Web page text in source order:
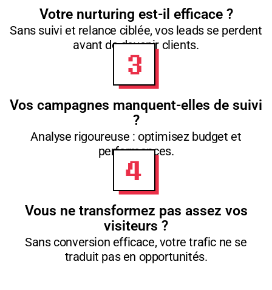
Votre nurturing est-il efficace ?
Sans suivi et relance ciblée, vos leads se perdent
avant de devenir clients.
Vos campagnes manquent-elles de suivi
?
Analyse rigoureuse : optimisez budget et
performances.
Vous ne transformez pas assez vos
visiteurs ?
Sans conversion efficace, votre trafic ne se
traduit pas en opportunités.